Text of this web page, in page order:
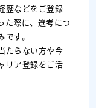
歴などをご登録
た際に、選考につ
す。
たらない方や今
リア登録をご活